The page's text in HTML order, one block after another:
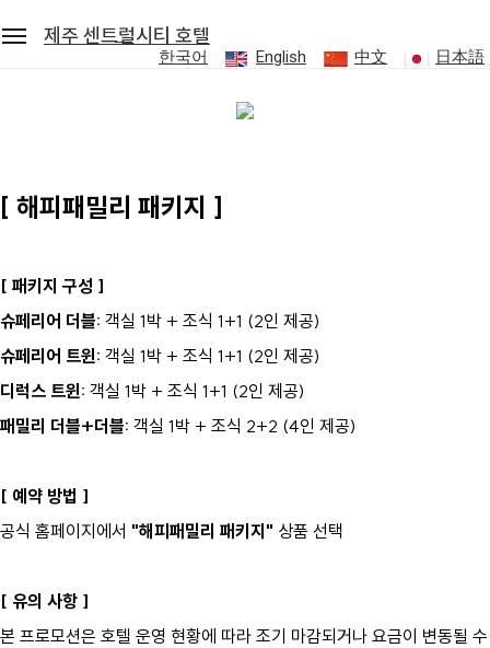
제주 센트럴시티 호텔
한국어 English 中文 日本語
로그인
제주 센트럴시티 호텔
레스토랑
편의시설
프로모션
[ 해피패밀리 패키지 ]
[ 패키지 구성 ]
슈페리어 더블: 객실 1박 + 조식 1+1 (2인 제공)
슈페리어 트윈: 객실 1박 + 조식 1+1 (2인 제공)
디럭스 트윈: 객실 1박 + 조식 1+1 (2인 제공)
패밀리 더블+더블: 객실 1박 + 조식 2+2 (4인 제공)
[ 예약 방법 ]
공식 홈페이지에서 "해피패밀리 패키지" 상품 선택
[ 유의 사항 ]
본 프로모션은 호텔 운영 현황에 따라 조기 마감되거나 요금이 변동될 수